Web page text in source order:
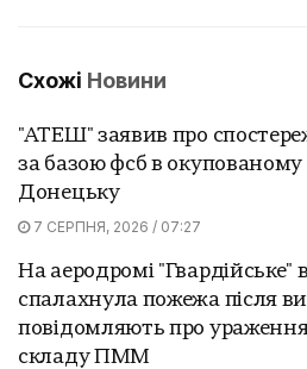
Схожі Новини
"АТЕШ" заявив про
за базою фсб в окупованому
Донецьку
7 СЕРПНЯ, 2026 / 07:27
На аеродромі "Гвардійське"
спалахнула пожежа після
повідомляють про
складу ПММ